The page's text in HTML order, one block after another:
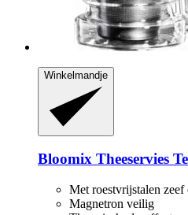
Winkelmandje
Bloomix Theeservies
Met roestvrijstalen zeef
Magnetron veilig